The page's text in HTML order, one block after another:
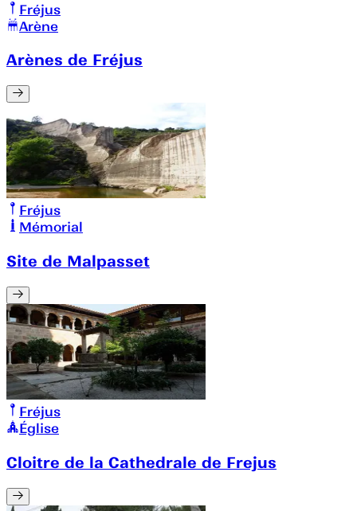
Fréjus
Arène
Arènes de Fréjus
Fréjus
Mémorial
Site de Malpasset
Fréjus
Église
Cloitre de la Cathedrale de Frejus